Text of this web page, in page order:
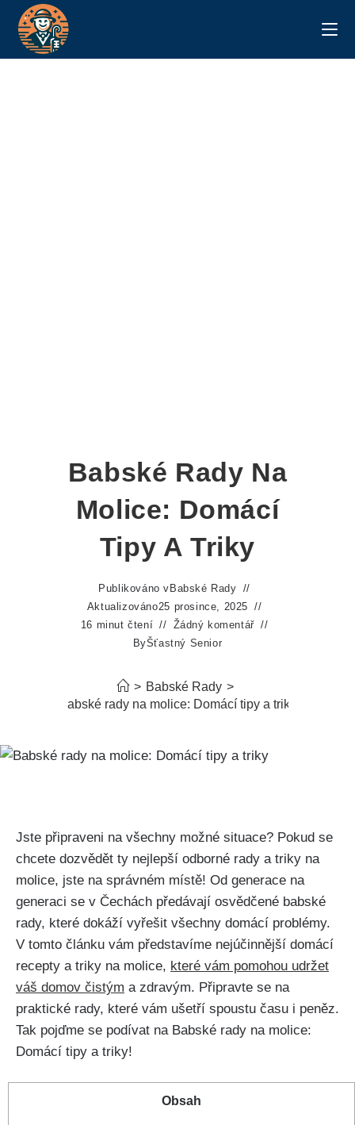
Babské Rady Na
Molice: Domácí
Tipy A Triky
Publikováno v Babské Rady
Aktualizováno25 prosince, 2025
16 minut čtení
Žádný komentář
ByŠťastný Senior
> Babské Rady >
Babské rady na molice: Domácí tipy a triky
Jste připraveni na všechny možné situace? Pokud se
chcete dozvědět ty nejlepší odborné‍ rady a triky na
molice, jste na správném místě! Od generace na
generaci se v Čechách předávají osvědčené babské
rady, které dokáží​ vyřešit všechny domácí problémy.
V ‍tomto článku vám představíme nejúčinnější domácí
recepty a triky na molice, které vám pomohou udržet
váš domov čistým a zdravým.⁣ Připravte se na
praktické rady, které vám ušetří spoustu ‍času i⁢ peněz.
Tak pojďme se podívat na Babské rady na molice:
Domácí tipy‌ a triky!
Obsah